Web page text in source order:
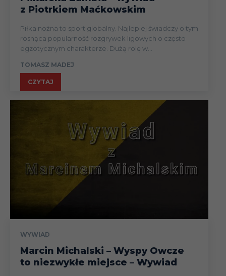
z Piotrkiem Maćkowskim
Piłka nożna to sport globalny. Najlepiej świadczy o tym
rosnąca popularność rozgrywek ligowych o często
egzotycznym charakterze. Dużą rolę w...
TOMASZ MADEJ
CZYTAJ
WYWIAD
Marcin Michalski – Wyspy Owcze
to niezwykłe miejsce – Wywiad